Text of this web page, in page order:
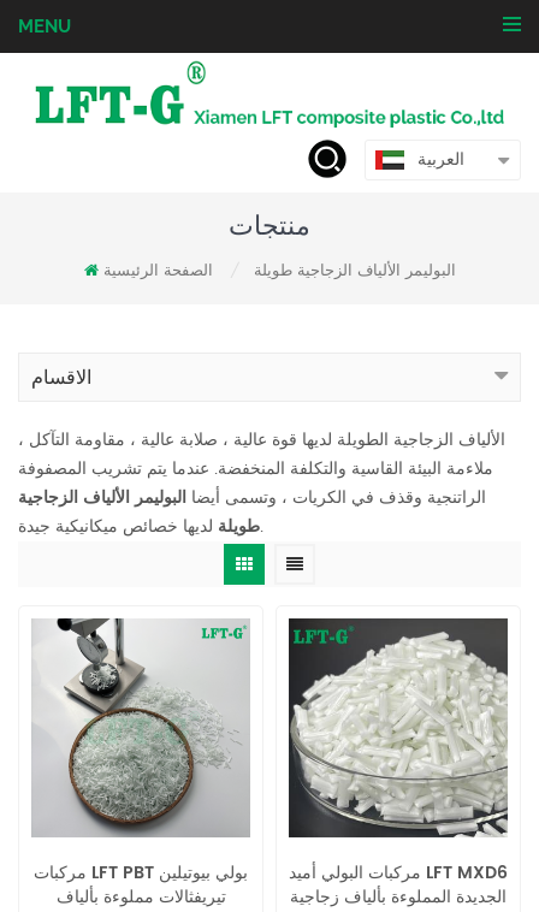
MENU
العربية
منتجات
الصفحة الرئيسية البوليمر الألياف الزجاجية طويلة
الاقسام
الألياف الزجاجية الطويلة لديها قوة عالية ، صلابة عالية ، مقاومة التآكل ،
ملاءمة البيئة القاسية والتكلفة المنخفضة. عندما يتم تشريب المصفوفة
الراتنجية وقذف في الكريات ، وتسمى أيضا البوليمر الألياف الزجاجية
طويلةلديها خصائص ميكانيكية جيدة.
مركبات LFT PBT بولي بيوتيلين
تيريفثالات مملوءة بألياف
مركبات البولي أميد LFT MXD6
الجديدة المملوءة بألياف زجاجية